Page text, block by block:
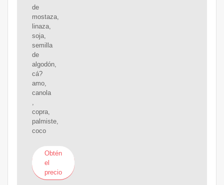
de
mostaza,
linaza,
soja,
semilla
de
algodón,
cá?
amo,
canola
,
copra,
palmiste,
coco
Obtén
el
precio